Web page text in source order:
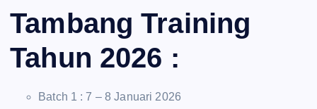
Tambang Training
Tahun 2026 :
Batch 1 : 7 – 8 Januari 2026